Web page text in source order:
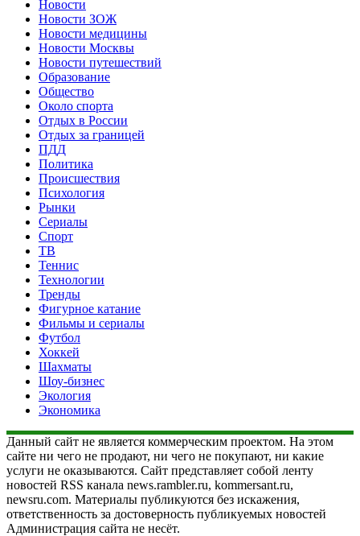
Новости
Новости ЗОЖ
Новости медицины
Новости Москвы
Новости путешествий
Образование
Общество
Около спорта
Отдых в России
Отдых за границей
ПДД
Политика
Происшествия
Психология
Рынки
Сериалы
Спорт
ТВ
Теннис
Технологии
Тренды
Фигурное катание
Фильмы и сериалы
Футбол
Хоккей
Шахматы
Шоу-бизнес
Экология
Экономика
Данный сайт не является коммерческим проектом. На этом
сайте ни чего не продают, ни чего не покупают, ни какие
услуги не оказываются. Сайт представляет собой ленту
новостей RSS канала news.rambler.ru, kommersant.ru,
newsru.com. Материалы публикуются без искажения,
ответственность за достоверность публикуемых новостей
Администрация сайта не несёт.